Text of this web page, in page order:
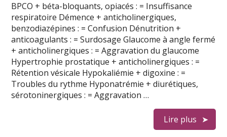
BPCO + béta-bloquants, opiacés : = Insuffisance
respiratoire Démence + anticholinergiques,
benzodiazépines : = Confusion Dénutrition +
anticoagulants : = Surdosage Glaucome à angle fermé
+ anticholinergiques : = Aggravation du glaucome
Hypertrophie prostatique + anticholinergiques : =
Rétention vésicale Hypokaliémie + digoxine : =
Troubles du rythme Hyponatrémie + diurétiques,
sérotoninergiques : = Aggravation …
Lire plus